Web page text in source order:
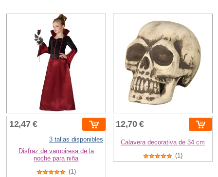
12,47 €
3 tallas disponibles
Disfraz de vampiresa de la
noche para niña
(1)
12,70 €
Calavera decorativa de 34 cm
(1)